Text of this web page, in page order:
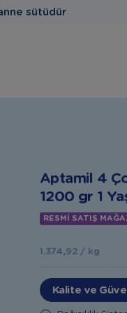
sütüdür
Aptamil 4
1200 gr 1
RESMİ SATIŞ
1.374,92 / kg
Kalite ve